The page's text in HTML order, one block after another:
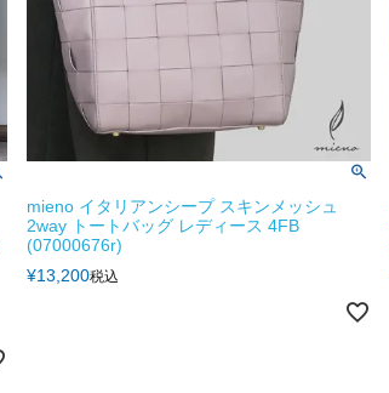
mieno イタリアンシープ スキンメッシュ
2way トートバッグ レディース 4FB
(07000676r)
¥13,200税込